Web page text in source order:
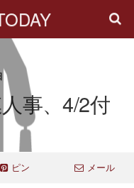
事、4/2付
ピン メール